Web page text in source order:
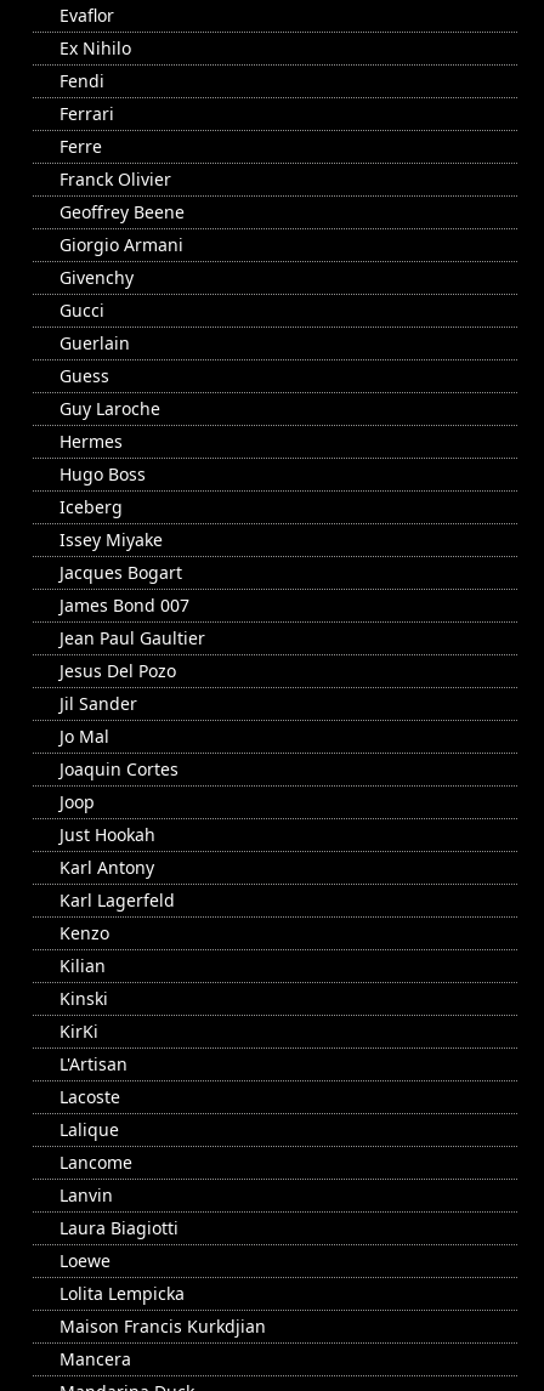
Evaflor
Ex Nihilo
Fendi
Ferrari
Ferre
Franck Olivier
Geoffrey Beene
Giorgio Armani
Givenchy
Gucci
Guerlain
Guess
Guy Laroche
Hermes
Hugo Boss
Iceberg
Issey Miyake
Jacques Bogart
James Bond 007
Jean Paul Gaultier
Jesus Del Pozo
Jil Sander
Jo Mal
Joaquin Cortes
Joop
Just Hookah
Karl Antony
Karl Lagerfeld
Kenzo
Kilian
Kinski
KirKi
L'Artisan
Lacoste
Lalique
Lancome
Lanvin
Laura Biagiotti
Loewe
Lolita Lempicka
Maison Francis Kurkdjian
Mancera